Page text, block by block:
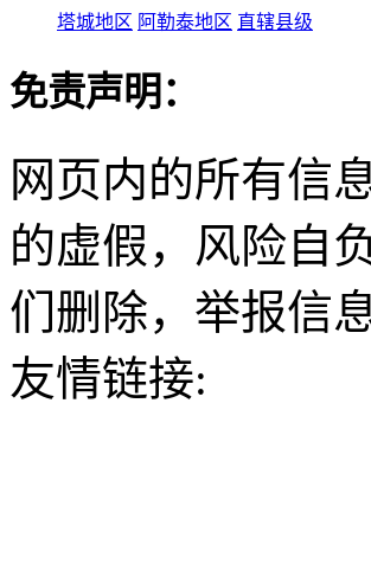
塔城地区 阿勒泰地区 直辖县级
免责声明：
网页内的所有信
的虚假，风险自
们删除，举报信
友情链接: